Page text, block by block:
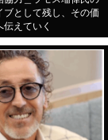
ブとして残し、その価
えていく